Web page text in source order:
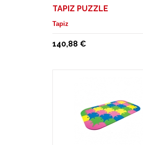
TAPIZ PUZZLE
Tapiz
140,88 €